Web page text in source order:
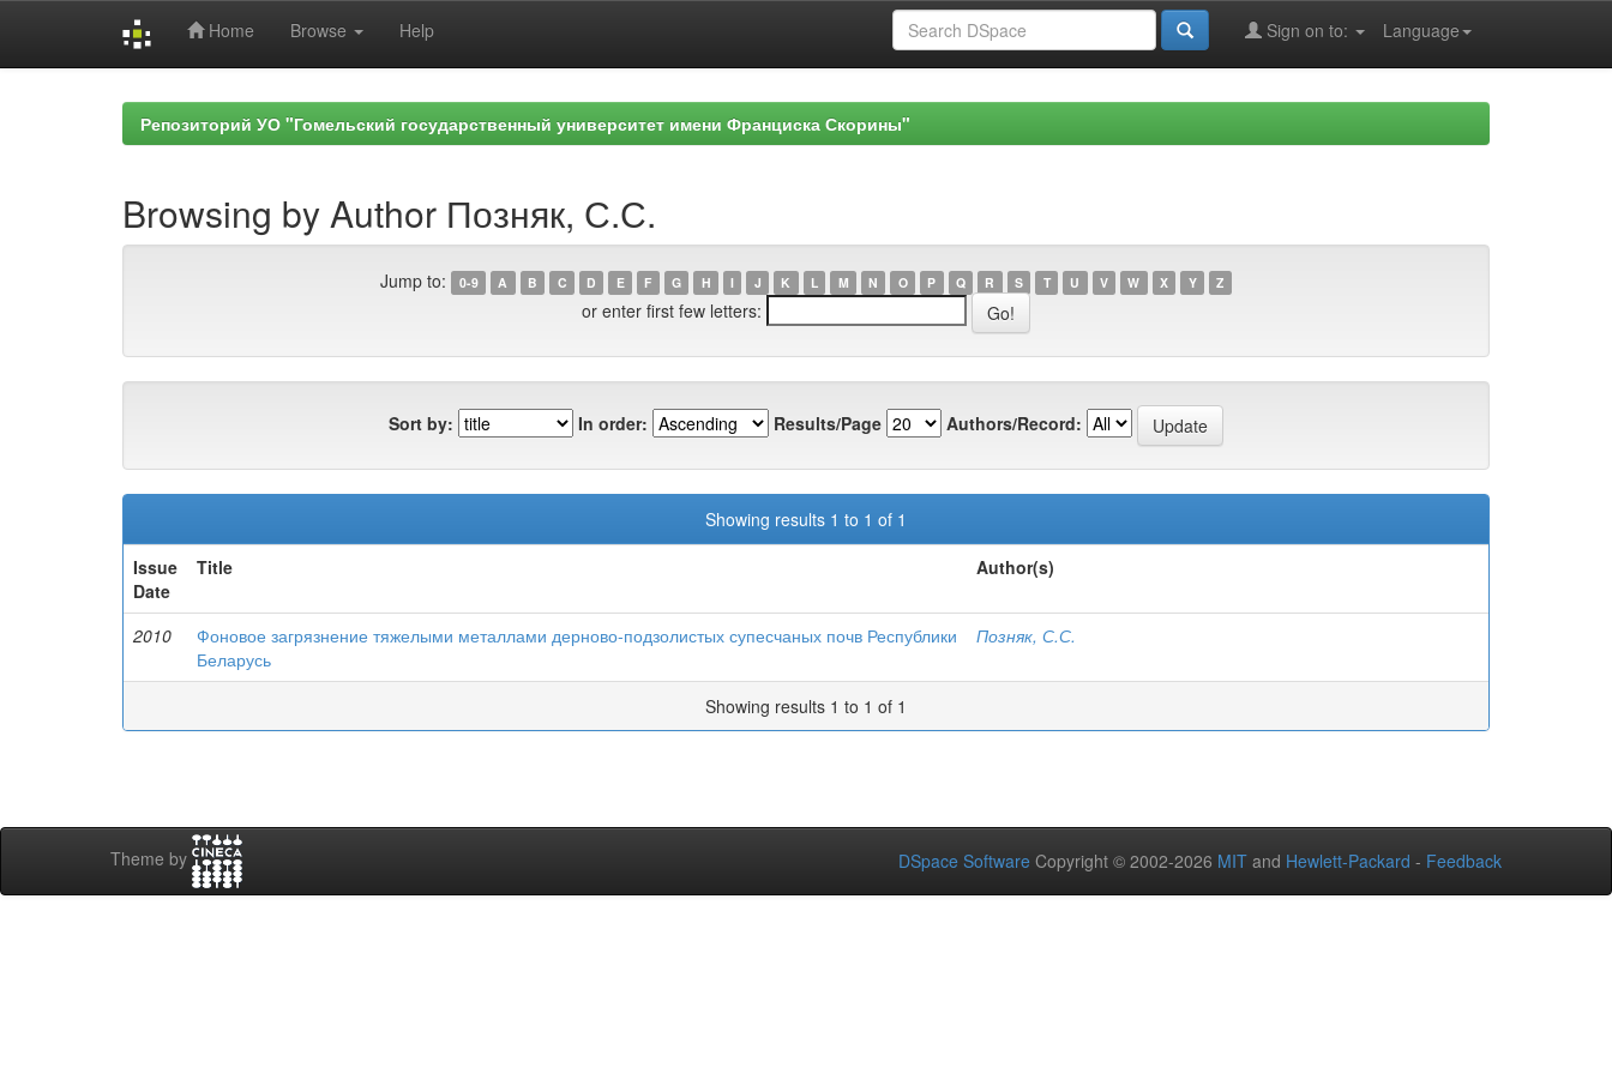
Home Browse Help Language
Sign on to:
Репозиторий УО "Гомельский государственный университет имени Франциска Скорины"
Browsing by Author Позняк, С.С.
Jump to: 0-9 A B C D E F G H I J K L M N O P Q R S T U V W X Y Z
or enter first few letters:
Sort by: In order: Results/Page Authors/Record:
Showing results 1 to 1 of 1
Issue
Date
Title Author(s)
2010
Фоновое загрязнение тяжелыми металлами дерново-подзолистых супесчаных почв Республики
Беларусь
Позняк, С.С.
Showing results 1 to 1 of 1
Theme by DSpace Software Copyright © 2002-2026 MIT and Hewlett-Packard - Feedback